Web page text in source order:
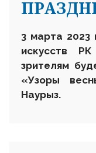
3 марта 2023
искусств
зрителям
«Узоры
Наурыз.